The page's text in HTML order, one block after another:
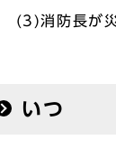
(3)消防長が災
いつ